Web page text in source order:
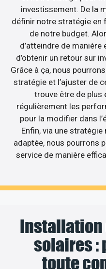
investissement. De la
définir notre stratégie
de notre budget.
d’atteindre de
d’obtenir un retour sur
Grâce à ça, nous
stratégie et l’ajuster de
trouve être de plus
régulièrement les
pour la modifier dans
Enfin, via une
adaptée, nous pourrons
service de manière
Installation
solaires :
toute